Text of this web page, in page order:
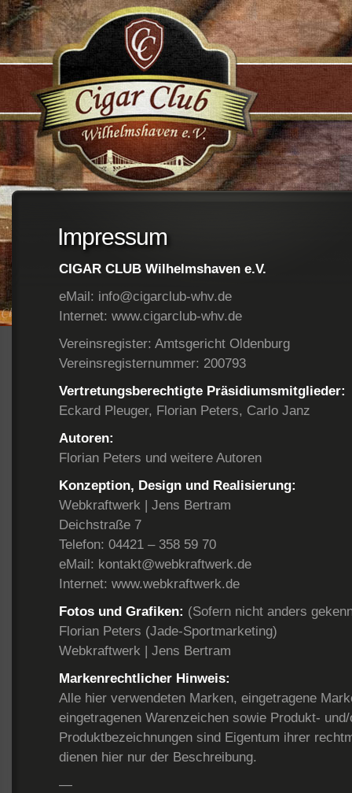
;
Impressum
CIGAR CLUB Wilhelmshaven e.V.
eMail: info@cigarclub-whv.de
Internet: www.cigarclub-whv.de
Vereinsregister: Amtsgericht Oldenburg
Vereinsregisternummer: 200793
Vertretungsberechtigte Präsidiumsmitglieder:
Eckard Pleuger, Florian Peters, Carlo Janz
Autoren:
Florian Peters und weitere Autoren
Konzeption, Design und Realisierung:
Webkraftwerk | Jens Bertram
Deichstraße 7
Telefon: 04421 – 358 59 70
eMail: kontakt@webkraftwerk.de
Internet: www.webkraftwerk.de
Fotos und Grafiken: (Sofern nicht anders
Florian Peters (Jade-Sportmarketing)
Webkraftwerk | Jens Bertram
Markenrechtlicher Hinweis:
Alle hier verwendeten Marken, eingetragene
eingetragenen Warenzeichen sowie Produkt-
Produktbezeichnungen sind Eigentum ihrer
dienen hier nur der Beschreibung.
—